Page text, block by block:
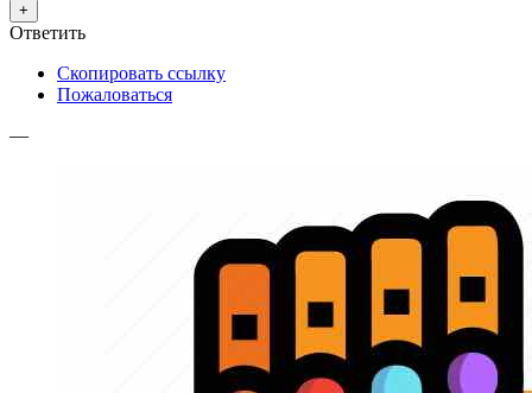
+
Ответить
Скопировать ссылку
Пожаловаться
—